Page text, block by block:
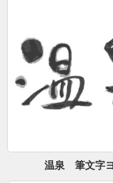
温泉 筆文字